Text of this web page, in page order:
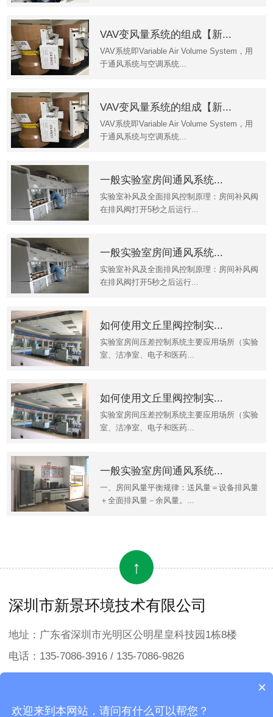
VAV变风量系统的组成【新...
VAV系统即Variable Air Volume System，用
于通风系统与空调系统...
VAV变风量系统的组成【新...
VAV系统即Variable Air Volume System，用
于通风系统与空调系统...
一般实验室房间通风系统...
实验室补风及全面排风控制原理：房间补风阀
在排风阀打开5秒之后运行...
一般实验室房间通风系统...
实验室补风及全面排风控制原理：房间补风阀
在排风阀打开5秒之后运行...
如何使用文丘里阀控制实...
实验室房间压差控制系统主要应用场所（实验
室、洁净室、电子和医药...
如何使用文丘里阀控制实...
实验室房间压差控制系统主要应用场所（实验
室、洁净室、电子和医药...
一般实验室房间通风系统...
一、房间风量平衡规律：送风量＝设备排风量
＋全面排风量－余风量。...
↑
深圳市新景环境技术有限公司
地址：广东省深圳市光明区公明星皇科技园1栋8楼
电话：135-7086-3916 / 135-7086-9826
×
欢迎来到本网站，请问有什么可以帮您？